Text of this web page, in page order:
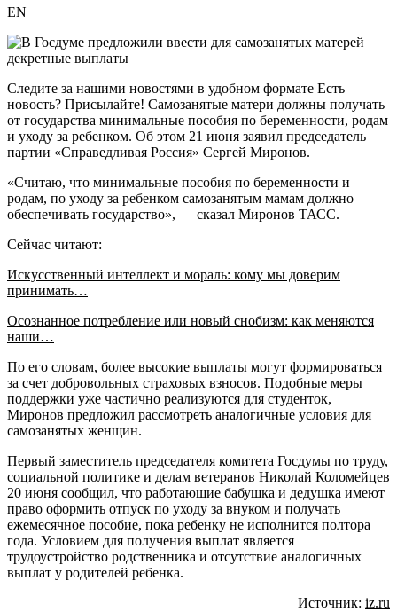
EN
Следите за нашими новостями в удобном формате Есть
новость? Присылайте! Самозанятые матери должны получать
от государства минимальные пособия по беременности, родам
и уходу за ребенком. Об этом 21 июня заявил председатель
партии «Справедливая Россия» Сергей Миронов.
«Считаю, что минимальные пособия по беременности и
родам, по уходу за ребенком самозанятым мамам должно
обеспечивать государство», — сказал Миронов ТАСС.
Сейчас читают:
Искусственный интеллект и мораль: кому мы доверим
принимать…
Осознанное потребление или новый снобизм: как меняются
наши…
По его словам, более высокие выплаты могут формироваться
за счет добровольных страховых взносов. Подобные меры
поддержки уже частично реализуются для студенток,
Миронов предложил рассмотреть аналогичные условия для
самозанятых женщин.
Первый заместитель председателя комитета Госдумы по труду,
социальной политике и делам ветеранов Николай Коломейцев
20 июня сообщил, что работающие бабушка и дедушка имеют
право оформить отпуск по уходу за внуком и получать
ежемесячное пособие, пока ребенку не исполнится полтора
года. Условием для получения выплат является
трудоустройство родственника и отсутствие аналогичных
выплат у родителей ребенка.
Источник: iz.ru